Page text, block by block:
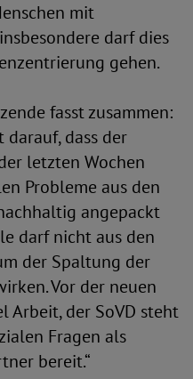
mit
darf dies
gehen.
fasst zusammen:
darauf, dass der
letzten Wochen
Probleme aus den
angepackt
darf nicht aus den
der Spaltung der
Vor der neuen
Arbeit, der SoVD steht
Fragen als
bereit.“